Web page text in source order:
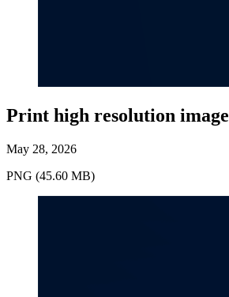
Print high resolution image
May 28, 2026
PNG (45.60 MB)